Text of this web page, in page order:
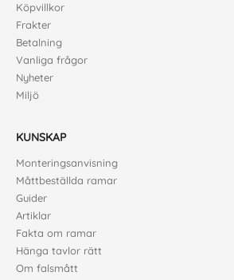
Köpvillkor
Frakter
Betalning
Vanliga frågor
Nyheter
Miljö
KUNSKAP
Monteringsanvisning
Måttbeställda ramar
Guider
Artiklar
Fakta om ramar
Hänga tavlor rätt
Om falsmått